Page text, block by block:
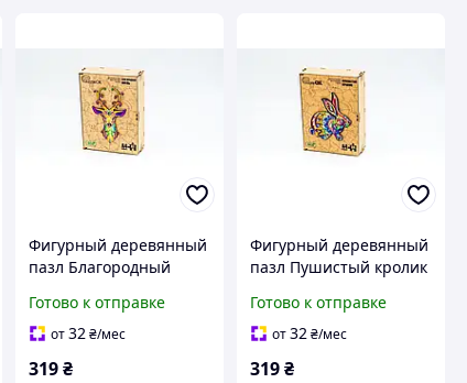
Фигурный деревянный
пазл Благородный
головоломка из дерева
в деревянной коробке
Готово к отправке
от32 ₴/мес
319 ₴
Фигурный деревянный
пазл Пушистый кролик
головоломка из дерева
в деревянной коробке
Готово к отправке
от32₴/мес
319₴